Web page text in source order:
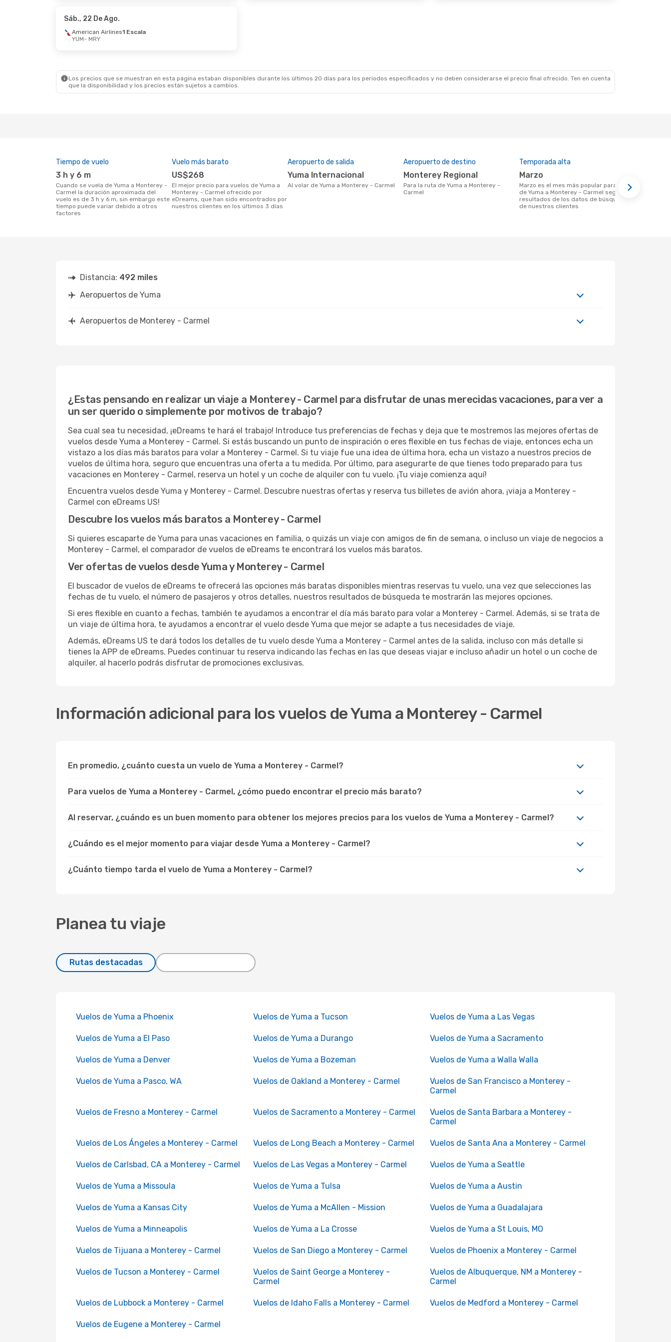
Sáb., 22 De Ago.
American Airlines1 Escala
YUM- MRY
Los precios que se muestran en esta página estaban disponibles durante los últimos 20 días para los periodos especificados y no deben considerarse el precio final ofrecido. Ten en cuenta
que la disponibilidad y los precios están sujetos a cambios.
Tiempo de vuelo
3 h y 6 m
Cuando se vuela de Yuma a Monterey -
Carmel la duración aproximada del
vuelo es de 3 h y 6 m, sin embargo este
tiempo puede variar debido a otros
factores
Vuelo más barato
US$268
El mejor precio para vuelos de Yuma a
Monterey - Carmel ofrecido por
eDreams, que han sido encontrados por
nuestros clientes en los últimos 3 días
Aeropuerto de salida
Yuma Internacional
Al volar de Yuma a Monterey - Carmel
Aeropuerto de destino
Monterey Regional
Para la ruta de Yuma a Monterey -
Carmel
Temporada alta
marzo
marzo es el mes más popular para volar
de Yuma a Monterey - Carmel según los
resultados de los datos de búsqueda
de nuestros clientes
Distancia: 492 miles
Aeropuertos de Yuma
Aeropuertos de Monterey - Carmel
¿Estas pensando en realizar un viaje a Monterey - Carmel para disfrutar de unas merecidas vacaciones, para ver a
un ser querido o simplemente por motivos de trabajo?
Sea cual sea tu necesidad, ¡eDreams te hará el trabajo! Introduce tus preferencias de fechas y deja que te mostremos las mejores ofertas de
vuelos desde Yuma a Monterey - Carmel. Si estás buscando un punto de inspiración o eres flexible en tus fechas de viaje, entonces echa un
vistazo a los días más baratos para volar a Monterey - Carmel. Si tu viaje fue una idea de última hora, echa un vistazo a nuestros precios de
vuelos de última hora, seguro que encuentras una oferta a tu medida. Por último, para asegurarte de que tienes todo preparado para tus
vacaciones en Monterey - Carmel, reserva un hotel y un coche de alquiler con tu vuelo. ¡Tu viaje comienza aquí!
Encuentra vuelos desde Yuma y Monterey - Carmel. Descubre nuestras ofertas y reserva tus billetes de avión ahora, ¡viaja a Monterey -
Carmel con eDreams US!
Descubre los vuelos más baratos a Monterey - Carmel
Si quieres escaparte de Yuma para unas vacaciones en familia, o quizás un viaje con amigos de fin de semana, o incluso un viaje de negocios a
Monterey - Carmel, el comparador de vuelos de eDreams te encontrará los vuelos más baratos.
Ver ofertas de vuelos desde Yuma y Monterey - Carmel
El buscador de vuelos de eDreams te ofrecerá las opciones más baratas disponibles mientras reservas tu vuelo, una vez que selecciones las
fechas de tu vuelo, el número de pasajeros y otros detalles, nuestros resultados de búsqueda te mostrarán las mejores opciones.
Si eres flexible en cuanto a fechas, también te ayudamos a encontrar el día más barato para volar a Monterey - Carmel. Además, si se trata de
un viaje de última hora, te ayudamos a encontrar el vuelo desde Yuma que mejor se adapte a tus necesidades de viaje.
Además, eDreams US te dará todos los detalles de tu vuelo desde Yuma a Monterey - Carmel antes de la salida, incluso con más detalle si
tienes la APP de eDreams. Puedes continuar tu reserva indicando las fechas en las que deseas viajar e incluso añadir un hotel o un coche de
alquiler, al hacerlo podrás disfrutar de promociones exclusivas.
Información adicional para los vuelos de Yuma a Monterey - Carmel
En promedio, ¿cuánto cuesta un vuelo de Yuma a Monterey - Carmel?
Para vuelos de Yuma a Monterey - Carmel, ¿cómo puedo encontrar el precio más barato?
Al reservar, ¿cuándo es un buen momento para obtener los mejores precios para los vuelos de Yuma a Monterey - Carmel?
¿Cuándo es el mejor momento para viajar desde Yuma a Monterey - Carmel?
¿Cuánto tiempo tarda el vuelo de Yuma a Monterey - Carmel?
Planea tu viaje
Rutas destacadas
Vuelos de Yuma a Phoenix Vuelos de Yuma a Tucson Vuelos de Yuma a Las Vegas
Vuelos de Yuma a El Paso Vuelos de Yuma a Durango Vuelos de Yuma a Sacramento
Vuelos de Yuma a Denver Vuelos de Yuma a Bozeman Vuelos de Yuma a Walla Walla
Vuelos de Yuma a Pasco, WA Vuelos de Oakland a Monterey - Carmel
Vuelos de San Francisco a Monterey -
Carmel
Vuelos de Fresno a Monterey - Carmel Vuelos de Sacramento a Monterey - Carmel
Vuelos de Santa Barbara a Monterey -
Carmel
Vuelos de Los Ángeles a Monterey - Carmel Vuelos de Long Beach a Monterey - Carmel Vuelos de Santa Ana a Monterey - Carmel
Vuelos de Carlsbad, CA a Monterey - Carmel Vuelos de Las Vegas a Monterey - Carmel Vuelos de Yuma a Seattle
Vuelos de Yuma a Missoula Vuelos de Yuma a Tulsa Vuelos de Yuma a Austin
Vuelos de Yuma a Kansas City Vuelos de Yuma a McAllen - Mission Vuelos de Yuma a Guadalajara
Vuelos de Yuma a Minneapolis Vuelos de Yuma a La Crosse Vuelos de Yuma a St Louis, MO
Vuelos de Tijuana a Monterey - Carmel Vuelos de San Diego a Monterey - Carmel Vuelos de Phoenix a Monterey - Carmel
Vuelos de Tucson a Monterey - Carmel
Vuelos de Saint George a Monterey -
Carmel
Vuelos de Albuquerque, NM a Monterey -
Carmel
Vuelos de Lubbock a Monterey - Carmel Vuelos de Idaho Falls a Monterey - Carmel Vuelos de Medford a Monterey - Carmel
Vuelos de Eugene a Monterey - Carmel